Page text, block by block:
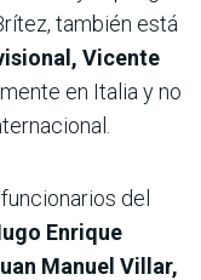
también está
Vicente
en Italia y no
del
Enrique
Manuel Villar,